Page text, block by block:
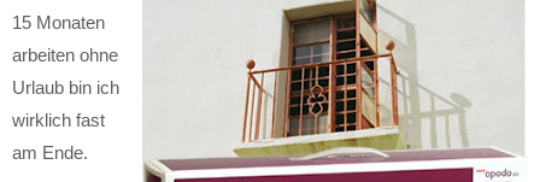
15 Monaten
arbeiten ohne
Urlaub bin ich
wirklich fast
am Ende.